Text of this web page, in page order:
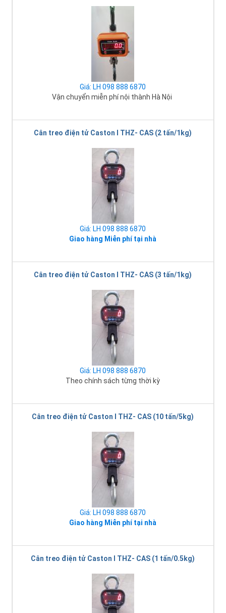
Giá: LH 098 888 6870
Vận chuyển miễn phí nội thành Hà Nội
Cân treo điện tử Caston I THZ- CAS (2 tấn/1kg)
Giá: LH 098 888 6870
Giao hàng Miễn phí tại nhà
Cân treo điện tử Caston I THZ- CAS (3 tấn/1kg)
Giá: LH 098 888 6870
Theo chính sách từng thời kỳ
Cân treo điện tử Caston I THZ- CAS (10 tấn/5kg)
Giá: LH 098 888 6870
Giao hàng Miễn phí tại nhà
Cân treo điện tử Caston I THZ- CAS (1 tấn/0.5kg)